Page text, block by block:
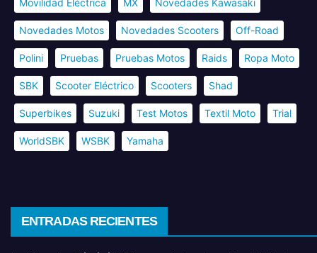
Movilidad Eléctrica MX Novedades Kawasaki
Novedades Motos Novedades Scooters Off-Road
Polini Pruebas Pruebas Motos Raids Ropa Moto
SBK Scooter Eléctrico Scooters Shad
Superbikes Suzuki Test Motos Textil Moto Trial
WorldSBK WSBK Yamaha
ENTRADAS RECIENTES